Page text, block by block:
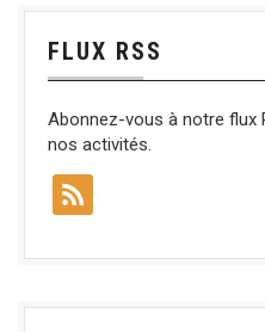
FLUX RSS
Abonnez-vous à notre flux
nos activités.